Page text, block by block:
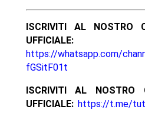
ISCRIVITI AL NOSTRO
UFFICIALE:
https://whatsapp.com/
fGSitF01t
ISCRIVITI AL NOSTRO
UFFICIALE: https://t.me/